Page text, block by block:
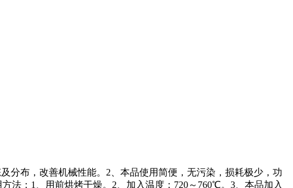
分布，改善机械性能。2、本品使用简便，无污染，损耗极少，功
法：1、用前烘烤干燥。2、加入温度：720～760℃。3、本品加入